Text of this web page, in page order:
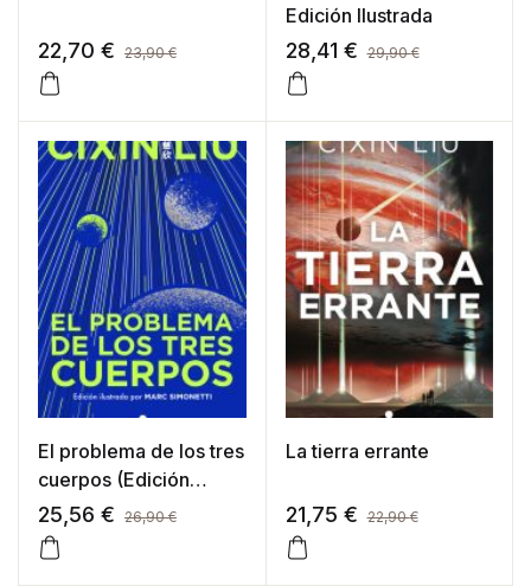
22,70 € 23,90€
Edición Ilustrada
28,41 € 29,90€
El problema de los tres
cuerpos (Edición
Ilustrada)
25,56 € 26,90€
La tierra errante
21,75 € 22,90€